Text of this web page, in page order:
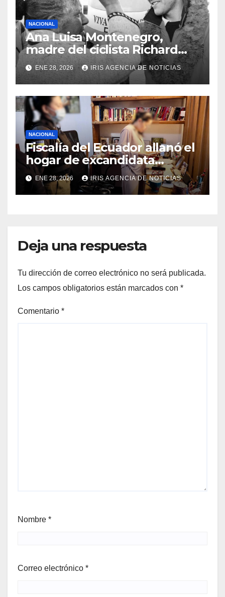
NACIONAL
Ana Luisa Montenegro,
madre del ciclista Richard
Carapaz falleció en Tulcán, a
los 73 años
ENE 28, 2026 IRIS AGENCIA DE NOTICIAS
NACIONAL
Fiscalía del Ecuador allanó el
hogar de excandidata
presidencial vinculada al
caso Caja Chica
ENE 28, 2026 IRIS AGENCIA DE NOTICIAS
Deja una respuesta
Tu dirección de correo electrónico no será publicada.
Los campos obligatorios están marcados con *
Comentario *
Nombre *
Correo electrónico *